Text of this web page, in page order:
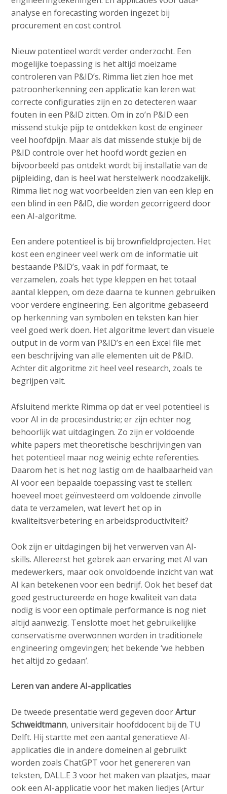
analyse en forecasting worden ingezet bij
procurement en cost control.
Nieuw potentieel wordt verder onderzocht. Een
mogelijke toepassing is het altijd moeizame
controleren van P&ID’s. Rimma liet zien hoe met
patroonherkenning een applicatie kan leren wat
correcte configuraties zijn en zo detecteren waar
fouten in een P&ID zitten. Om in zo’n P&ID een
missend stukje pijp te ontdekken kost de engineer
veel hoofdpijn. Maar als dat missende stukje bij de
P&ID controle over het hoofd wordt gezien en
bijvoorbeeld pas ontdekt wordt bij installatie van de
pijpleiding, dan is heel wat herstelwerk noodzakelijk.
Rimma liet nog wat voorbeelden zien van een klep en
een blind in een P&ID, die worden gecorrigeerd door
een AI-algoritme.
Een andere potentieel is bij brownfieldprojecten. Het
kost een engineer veel werk om de informatie uit
bestaande P&ID’s, vaak in pdf formaat, te
verzamelen, zoals het type kleppen en het totaal
aantal kleppen, om deze daarna te kunnen gebruiken
voor verdere engineering. Een algoritme gebaseerd
op herkenning van symbolen en teksten kan hier
veel goed werk doen. Het algoritme levert dan visuele
output in de vorm van P&ID’s en een Excel file met
een beschrijving van alle elementen uit de P&ID.
Achter dit algoritme zit heel veel research, zoals te
begrijpen valt.
Afsluitend merkte Rimma op dat er veel potentieel is
voor AI in de procesindustrie; er zijn echter nog
behoorlijk wat uitdagingen. Zo zijn er voldoende
white papers met theoretische beschrijvingen van
het potentieel maar nog weinig echte referenties.
Daarom het is het nog lastig om de haalbaarheid van
AI voor een bepaalde toepassing vast te stellen:
hoeveel moet geïnvesteerd om voldoende zinvolle
data te verzamelen, wat levert het op in
kwaliteitsverbetering en arbeidsproductiviteit?
Ook zijn er uitdagingen bij het verwerven van AI-
skills. Allereerst het gebrek aan ervaring met AI van
medewerkers, maar ook onvoldoende inzicht van wat
AI kan betekenen voor een bedrijf. Ook het besef dat
goed gestructureerde en hoge kwaliteit van data
nodig is voor een optimale performance is nog niet
altijd aanwezig. Tenslotte moet het gebruikelijke
conservatisme overwonnen worden in traditionele
engineering omgevingen; het bekende ‘we hebben
het altijd zo gedaan’.
Leren van andere AI-applicaties
De tweede presentatie werd gegeven doorArtur
Schweidtmann, universitair hoofddocent bij de TU
Delft. Hij startte met een aantal generatieve AI-
applicaties die in andere domeinen al gebruikt
worden zoals ChatGPT voor het genereren van
teksten, DALL.E 3 voor het maken van plaatjes, maar
ook een AI-applicatie voor het maken liedjes (Artur